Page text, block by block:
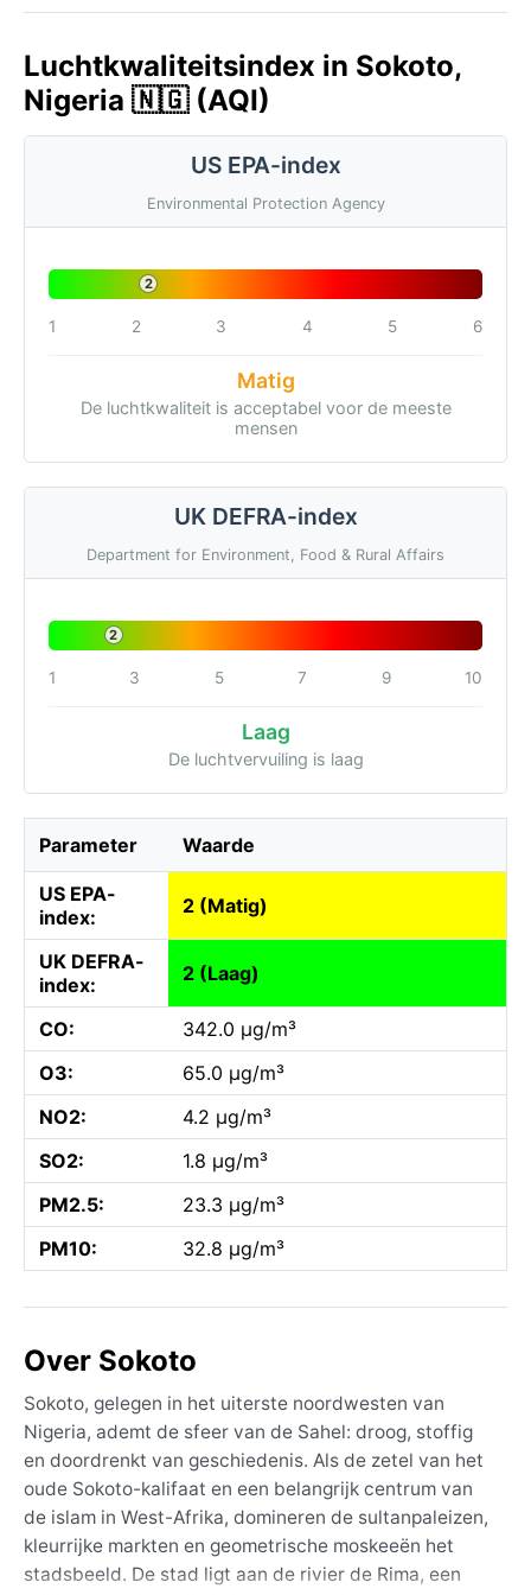
Luchtkwaliteitsindex in Sokoto,
Nigeria 🇳🇬 (AQI)
US EPA-index
Environmental Protection Agency
2
1 2 3 4 5 6
Matig
De luchtkwaliteit is acceptabel voor de meeste
mensen
UK DEFRA-index
Department for Environment, Food & Rural Affairs
2
1 3 5 7 9 10
Laag
De luchtvervuiling is laag
Parameter Waarde
US EPA-
index:
2 (Matig)
UK DEFRA-
index:
2 (Laag)
CO:
342.0 µg/m³
O3:
65.0 µg/m³
NO2:
4.2 µg/m³
SO2:
1.8 µg/m³
PM2.5:
23.3 µg/m³
PM10:
32.8 µg/m³
Over Sokoto
Sokoto, gelegen in het uiterste noordwesten van
Nigeria, ademt de sfeer van de Sahel: droog, stoffig
en doordrenkt van geschiedenis. Als de zetel van het
oude Sokoto-kalifaat en een belangrijk centrum van
de islam in West-Afrika, domineren de sultanpaleizen,
kleurrijke markten en geometrische moskeeën het
stadsbeeld. De stad ligt aan de rivier de Rima, een